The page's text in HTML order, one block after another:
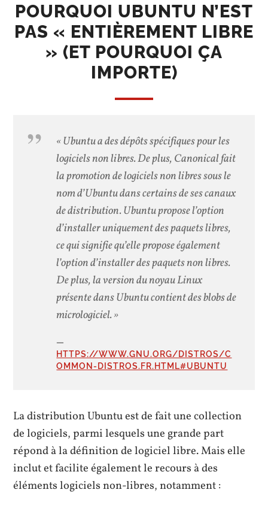
POURQUOI UBUNTU N’EST
PAS « ENTIÈREMENT LIBRE
» (ET POURQUOI ÇA
IMPORTE)
« Ubuntu a des dépôts spécifiques pour les
logiciels non libres. De plus, Canonical fait
la promotion de logiciels non libres sous le
nom d’Ubuntu dans certains de ses canaux
de distribution. Ubuntu propose l’option
d’installer uniquement des paquets libres,
ce qui signifie qu’elle propose également
l’option d’installer des paquets non libres.
De plus, la version du noyau Linux
présente dans Ubuntu contient des blobs de
micrologiciel. »
HTTPS://WWW.GNU.ORG/DISTROS/C
OMMON-DISTROS.FR.HTML#UBUNTU
La distribution Ubuntu est de fait une collection
de logiciels, parmi lesquels une grande part
répond à la définition de logiciel libre. Mais elle
inclut et facilite également le recours à des
éléments logiciels non-libres, notamment :